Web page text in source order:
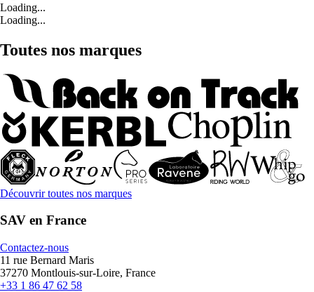
Loading...
Loading...
Toutes nos marques
Découvrir toutes nos marques
SAV en France
Contactez-nous
11 rue Bernard Maris
37270 Montlouis-sur-Loire, France
+33 1 86 47 62 58